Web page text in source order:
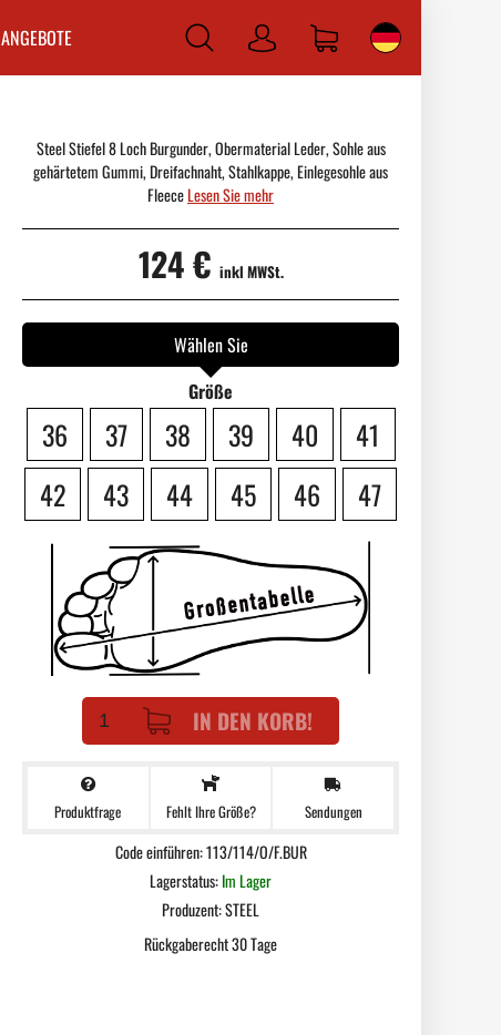
ANGEBOTE Anmelden
Steel Stiefel 8 Loch Burgunder, Obermaterial Leder, Sohle aus
gehärtetem Gummi, Dreifachnaht, Stahlkappe, Einlegesohle aus
FleeceLesen Sie mehr
124 € inkl MWSt.
Wählen Sie
Größe
36 37 38 39 40
41
42
43 44 45 46 47
IN DEN KORB!
Produktfrage Fehlt Ihre Größe? Sendungen
Code einführen: 113/114/O/F.BUR
Lagerstatus:Im Lager
Produzent:STEEL
Rückgaberecht 30 Tage